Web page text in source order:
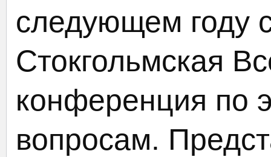
следующем году
Стокгольмская
конференция по
вопросам.